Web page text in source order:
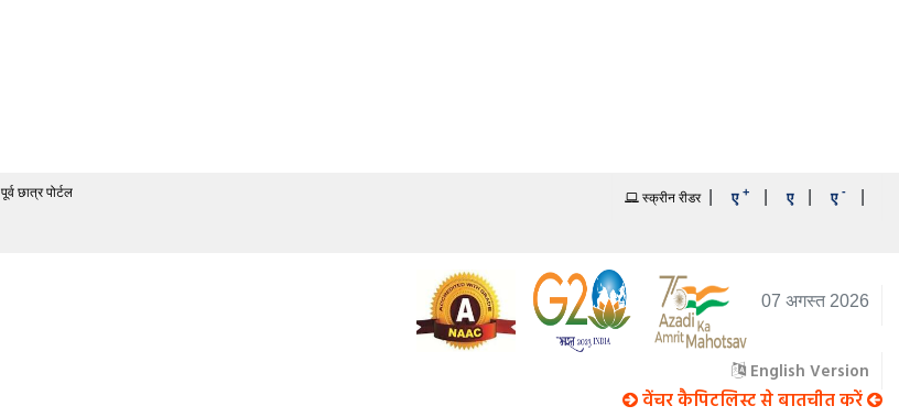
पूर्व छात्र पोर्टल स्क्रीन रीडर ए + ए ए -
07 अगस्त 2026
English Version
वेंचर कैपिटलिस्ट से बातचीत करें